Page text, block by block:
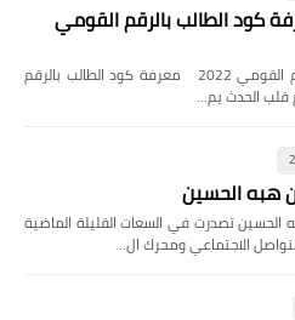
كود الطالب بالرقم القومي
رابط مباشر معرفة كود الطالب بالرقم القومي 2022 معرفة كود الطالب بالرقم
هبه الحسين
تصدرت في السعات القليلة الماضية
الاجتماعي ومحرك ال…